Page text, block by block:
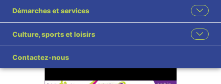
Démarches et services
Culture, sports et loisirs
Contactez-nous